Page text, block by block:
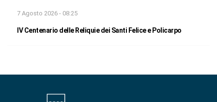
7 Agosto 2026 - 08:25
IV Centenario delle Reliquie dei Santi Felice e Policarpo